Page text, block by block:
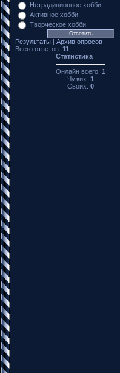
Нетрадиционное хобби
Активное хобби
Творческое хобби
Результаты | Архив опросов
Всего ответов: 11
Статистика
Онлайн всего: 1
Чужих: 1
Своих: 0